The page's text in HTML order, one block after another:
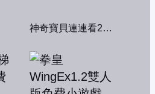
神奇寶貝連連看2004